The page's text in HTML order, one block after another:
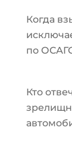
Когда
по
Кто